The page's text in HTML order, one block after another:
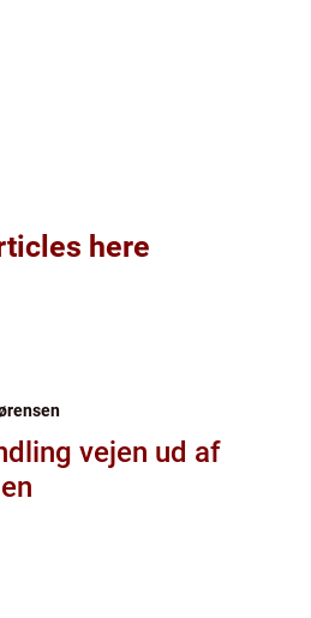
here
ud af